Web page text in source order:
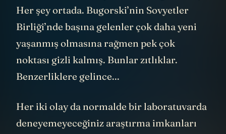
Her şey ortada. Bugorski’nin Sovyetler
Birliği’nde başına gelenler çok daha yeni
yaşanmış olmasına rağmen pek çok
noktası gizli kalmış. Bunlar zıtlıklar.
Benzerliklere gelince...
Her iki olay da normalde bir laboratuvarda
deneyemeyeceğiniz araştırma imkanları